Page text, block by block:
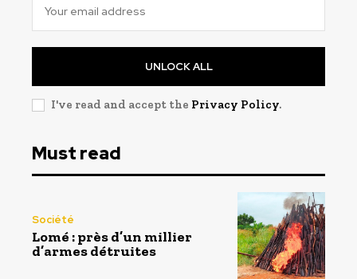
UNLOCK ALL
I've read and accept the Privacy Policy.
Must read
Société
Lomé : près d’un millier
d’armes détruites